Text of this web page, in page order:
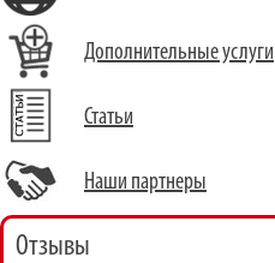
Дополнительные услуги
Статьи
Наши партнеры
Отзывы